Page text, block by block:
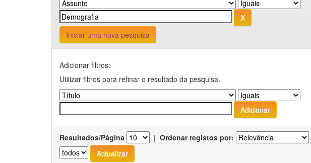
Iniciar uma nova pesquisa
Adicionar filtros:
Utilizar filtros para refinar o resultado da pesquisa.
Resultados/Página | Ordenar registos por: